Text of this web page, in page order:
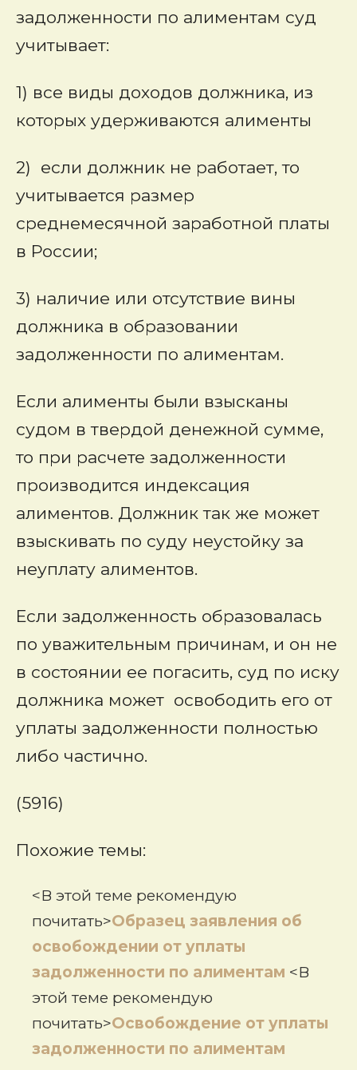
задолженности по алиментам суд
учитывает:
1) все виды доходов должника, из
которых удерживаются алименты
2) если должник не работает, то
учитывается размер
среднемесячной заработной платы
в России;
3) наличие или отсутствие вины
должника в образовании
задолженности по алиментам.
Если алименты были взысканы
судом в твердой денежной сумме,
то при расчете задолженности
производится индексация
алиментов. Должник так же может
взыскивать по суду неустойку за
неуплату алиментов.
Если задолженность образовалась
по уважительным причинам, и он не
в состоянии ее погасить, суд по иску
должника может освободить его от
уплаты задолженности полностью
либо частично.
(5916)
Похожие темы:
<В этой теме рекомендую
почитать>Образец заявления об
освобождении от уплаты
задолженности по алиментам <В
этой теме рекомендую
почитать>Освобождение от уплаты
задолженности по алиментам